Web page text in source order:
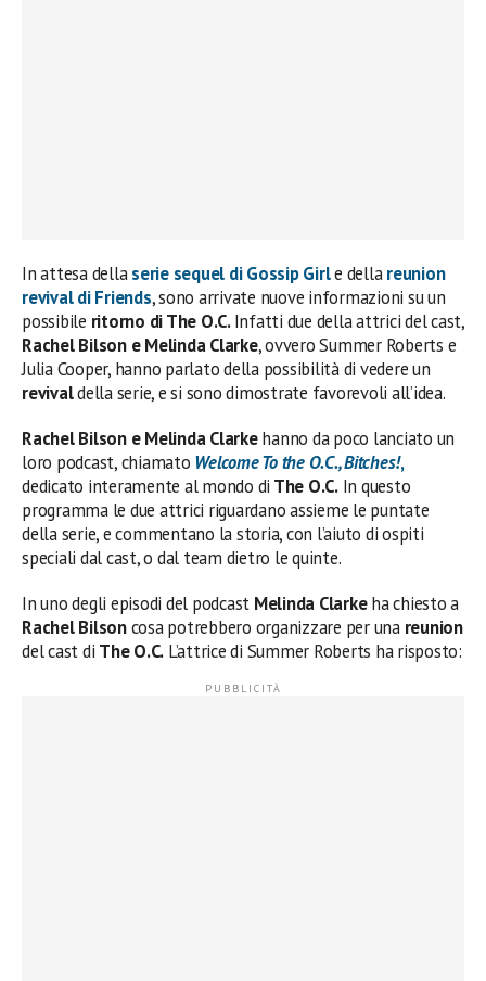
In attesa dellaserie sequel di Gossip Girle dellareunion
revival di Friends, sono arrivate nuove informazioni su un
possibile ritorno di The O.C.Infatti due della attrici del cast,
Rachel Bilson e Melinda Clarke, ovvero Summer Roberts e
Julia Cooper, hanno parlato della possibilità di vedere un
revivaldella serie, e si sono dimostrate favorevoli all’idea.
Rachel Bilson e Melinda Clarkehanno da poco lanciato un
loro podcast, chiamato Welcome To the O.C., Bitches!,
dedicato interamente al mondo di The O.C.In questo
programma le due attrici riguardano assieme le puntate
della serie, e commentano la storia, con l’aiuto di ospiti
speciali dal cast, o dal team dietro le quinte.
In uno degli episodi del podcast Melinda Clarkeha chiesto a
Rachel Bilsoncosa potrebbero organizzare per una reunion
del cast di The O.C. L’attrice di Summer Roberts ha risposto: